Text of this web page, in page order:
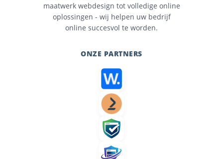
maatwerk webdesign tot volledige online
oplossingen - wij helpen uw bedrijf
online succesvol te worden.
ONZE PARTNERS